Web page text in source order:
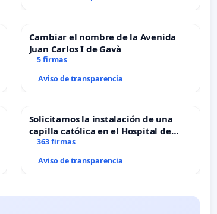
Cambiar el nombre de la Avenida
Juan Carlos I de Gavà
5 firmas
Aviso de transparencia
Solicitamos la instalación de una
capilla católica en el Hospital de
Alcañiz
363 firmas
Aviso de transparencia